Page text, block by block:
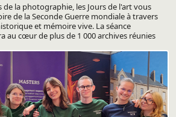
de la photographie, les Jours de l'art vous
de la Seconde Guerre mondiale à travers
et mémoire vive. La séance
au cœur de plus de 1 000 archives réunies